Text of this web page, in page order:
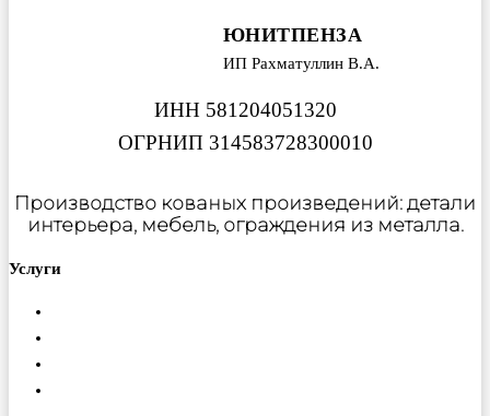
ЮНИТПЕНЗА
ИП Рахматуллин В.А.
ИНН 581204051320
ОГРНИП 314583728300010
Производство кованых произведений: детали
интерьера, мебель, ограждения из металла.
Услуги